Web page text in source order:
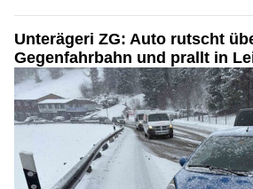
Unterägeri ZG: Auto rutscht
Gegenfahrbahn und prallt in